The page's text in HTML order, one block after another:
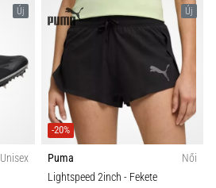
Új
Unisex
Új
-20%
Puma
Női
Lightspeed 2inch - Fekete